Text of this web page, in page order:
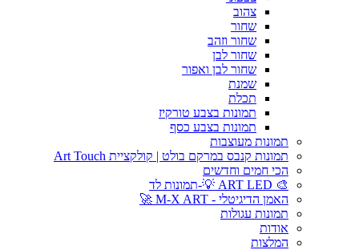
צהוב
שחור
שחור וזהב
שחור לבן
שחור לבן ואפור
שמנת
תכלת
תמונות בצבע טורקיז
תמונות בצבע כסף
תמונות מעוצבות
תמונות קנבס במרקם בולט | קולקציית Art Touch
הכי חמים וחדשים
🎨 ART LED 💡-תמונות לד
האמן הדיגיטלי - M-X ART 🚀
תמונות עגולות
אודות
המלצות